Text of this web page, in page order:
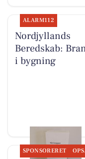
ALARM112
Nordjyllands
Beredskab:
i bygning
SPONSORERET